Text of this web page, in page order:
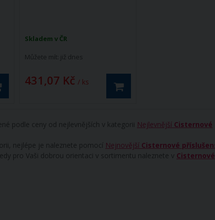
Skladem v ČR
Můžete mít: již dnes
431,07 Kč / ks
podle ceny od nejlevnějších v kategorii Nejlevnější Cisternové
nejlépe je naleznete pomocí Nejnovější Cisternové
pro Vaši dobrou orientaci v sortimentu naleznete v Cisternové